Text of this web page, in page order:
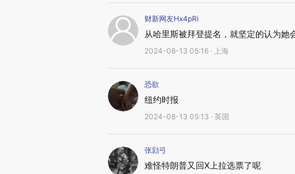
财新网友Hx4pRi
从哈里斯被拜登提名，就坚定的认为她
2024-08-13 05:16 · 上海
恐欲
纽约时报
2024-08-13 05:13 · 英国
张勍弓
难怪特朗普又回X上拉选票了呢